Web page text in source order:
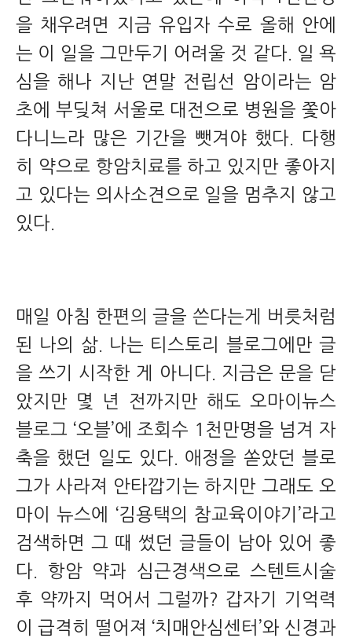
을 채우려면 지금 유입자 수로 올해 안에
는 이 일을 그만두기 어려울 것 같다. 일 욕
심을 해나 지난 연말 전립선 암이라는 암
초에 부딪쳐 서울로 대전으로 병원을 쫓아
다니느라 많은 기간을 뺏겨야 했다. 다행
히 약으로 항암치료를 하고 있지만 좋아지
고 있다는 의사소견으로 일을 멈추지 않고
있다.
매일 아침 한편의 글을 쓴다는게 버릇처럼
된 나의 삶. 나는 티스토리 블로그에만 글
을 쓰기 시작한 게 아니다. 지금은 문을 닫
았지만 몇 년 전까지만 해도 오마이뉴스
블로그 ‘오블’에 조회수 1천만명을 넘겨 자
축을 했던 일도 있다. 애정을 쏟았던 블로
그가 사라져 안타깝기는 하지만 그래도 오
마이 뉴스에 ‘김용택의 참교육이야기’라고
검색하면 그 때 썼던 글들이 남아 있어 좋
다. 항암 약과 심근경색으로 스텐트시술
후 약까지 먹어서 그럴까? 갑자기 기억력
이 급격히 떨어져 ‘치매안심센터’와 신경과